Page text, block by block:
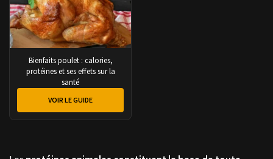
Bienfaits poulet : calories,
protéines et ses effets sur la
santé
VOIR LE GUIDE